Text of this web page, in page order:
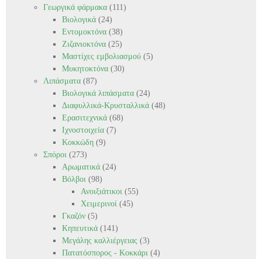
Γεωργικά φάρμακα (111)
Βιολογικά (24)
Εντομοκτόνα (38)
Ζιζανιοκτόνα (25)
Μαστίχες εμβολιασμού (5)
Μυκητοκτόνα (30)
Λιπάσματα (87)
Βιολογικά λιπάσματα (24)
Διαφυλλικά-Κρυσταλλικά (48)
Ερασιτεχνικά (68)
Ιχνοστοιχεία (7)
Κοκκώδη (9)
Σπόροι (273)
Αρωματικά (24)
Βόλβοι (98)
Ανοιξιάτικοι (55)
Χειμερινοί (45)
Γκαζόν (5)
Κηπευτικά (141)
Μεγάλης καλλιέργειας (3)
Πατατόσπορος - Κοκκάρι (4)